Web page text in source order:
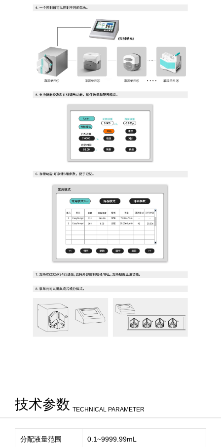
技术参数 TECHNICAL PARAMETER
分配液量范围 0.1~9999.99mL